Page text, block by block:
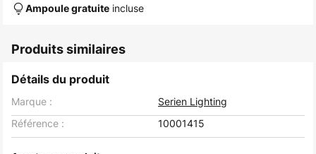
Ampoule gratuite incluse
Produits similaires
Détails du produit
Marque :
Serien Lighting
Référence :
10001415